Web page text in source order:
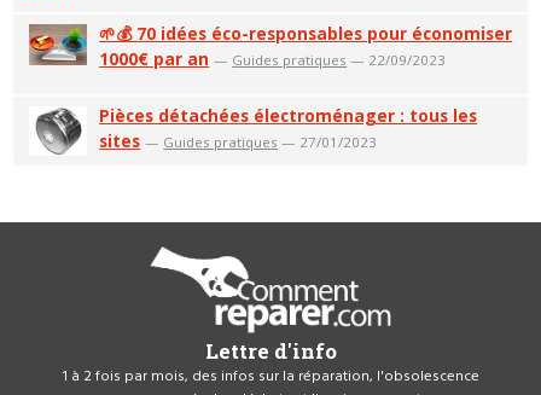
🌱💰 70 idées éco-responsables pour économiser
1000€ par an — Guides pratiques — 22/09/2023
Pièces détachées électroménager : tous les
sites — Guides pratiques — 27/01/2023
Lettre d'info
1 à 2 fois par mois, des infos sur la réparation, l'obsolescence